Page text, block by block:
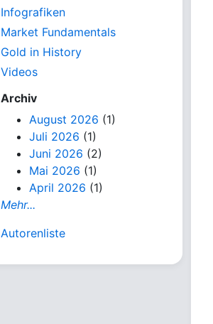
Infografiken
Market Fundamentals
Gold in History
Videos
Archiv
August 2026 (1)
Juli 2026 (1)
Juni 2026 (2)
Mai 2026 (1)
April 2026 (1)
Mehr...
Autorenliste